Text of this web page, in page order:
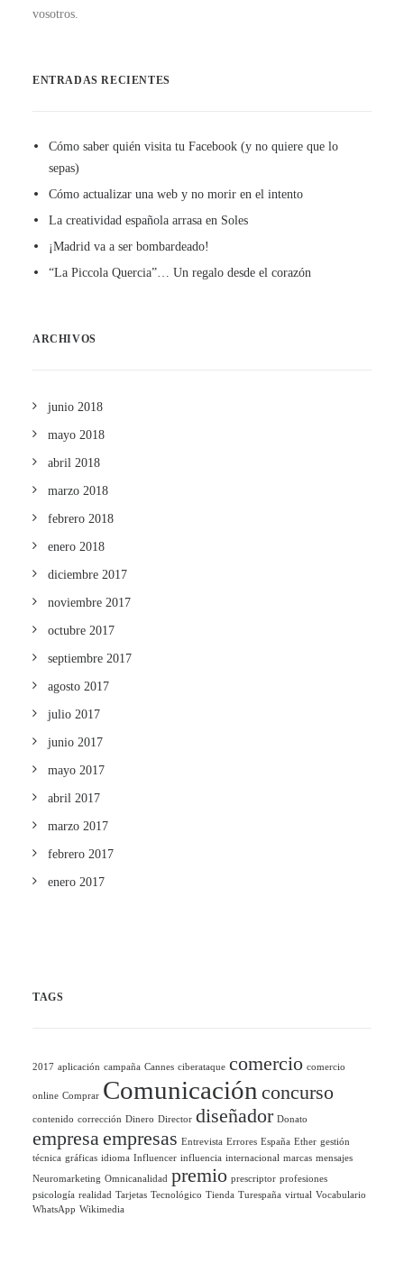
vosotros.
ENTRADAS RECIENTES
Cómo saber quién visita tu Facebook (y no quiere que lo
sepas)
Cómo actualizar una web y no morir en el intento
La creatividad española arrasa en Soles
¡Madrid va a ser bombardeado!
“La Piccola Quercia”… Un regalo desde el corazón
ARCHIVOS
junio 2018
mayo 2018
abril 2018
marzo 2018
febrero 2018
enero 2018
diciembre 2017
noviembre 2017
octubre 2017
septiembre 2017
agosto 2017
julio 2017
junio 2017
mayo 2017
abril 2017
marzo 2017
febrero 2017
enero 2017
TAGS
2017 aplicación campaña Cannes ciberataque comercio comercio
online Comprar Comunicación concurso
contenido corrección Dinero Director diseñador Donato
empresaempresas Entrevista Errores España Ether gestión
técnica gráficas idioma Influencer influencia internacional marcas mensajes
Neuromarketing Omnicanalidad premio prescriptor profesiones
psicología realidad Tarjetas Tecnológico Tienda Turespaña virtual Vocabulario
WhatsApp Wikimedia